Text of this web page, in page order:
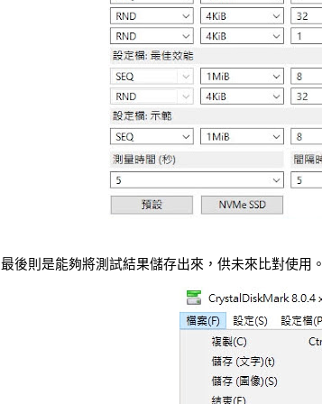
最後則是能夠將測試結果儲存出來，供未來比對使用。